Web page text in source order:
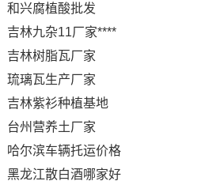
和兴腐植酸批发
吉林九杂11厂家****
吉林树脂瓦厂家
琉璃瓦生产厂家
吉林紫衫种植基地
台州营养土厂家
哈尔滨车辆托运价格
黑龙江散白酒哪家好